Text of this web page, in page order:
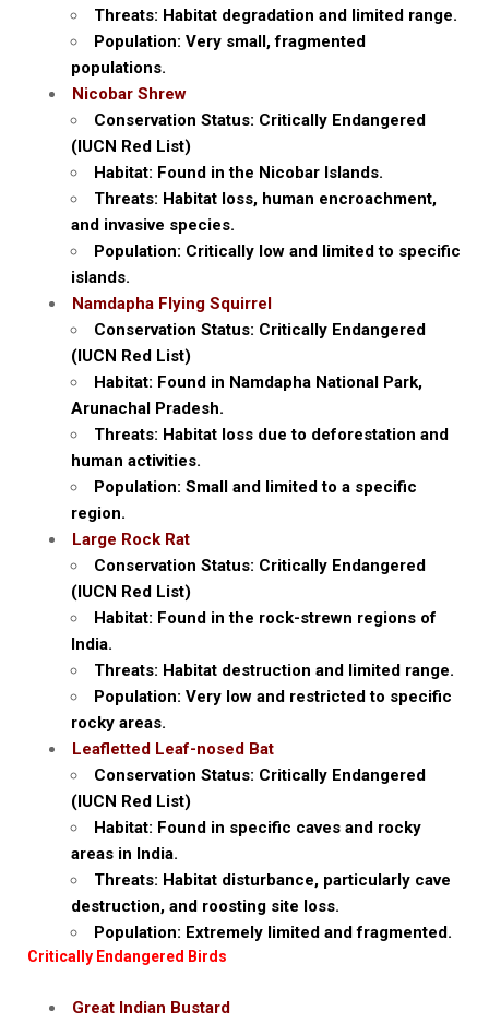
Threats: Habitat degradation and limited range.
Population: Very small, fragmented
populations.
Nicobar Shrew
Conservation Status: Critically Endangered
(IUCN Red List)
Habitat: Found in the Nicobar Islands.
Threats: Habitat loss, human encroachment,
and invasive species.
Population: Critically low and limited to specific
islands.
Namdapha Flying Squirrel
Conservation Status: Critically Endangered
(IUCN Red List)
Habitat: Found in Namdapha National Park,
Arunachal Pradesh.
Threats: Habitat loss due to deforestation and
human activities.
Population: Small and limited to a specific
region.
Large Rock Rat
Conservation Status: Critically Endangered
(IUCN Red List)
Habitat: Found in the rock-strewn regions of
India.
Threats: Habitat destruction and limited range.
Population: Very low and restricted to specific
rocky areas.
Leafletted Leaf-nosed Bat
Conservation Status: Critically Endangered
(IUCN Red List)
Habitat: Found in specific caves and rocky
areas in India.
Threats: Habitat disturbance, particularly cave
destruction, and roosting site loss.
Population: Extremely limited and fragmented.
Critically Endangered Birds
Great Indian Bustard